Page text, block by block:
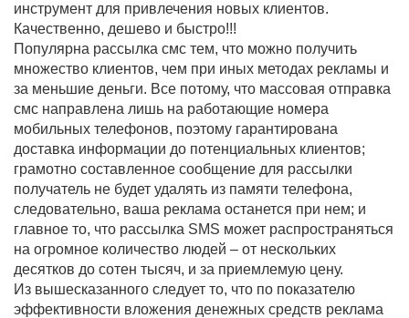
инструмент для привлечения новых клиентов.
Качественно, дешево и быстро!!!
Популярна рассылка смс тем, что можно получить
множество клиентов, чем при иных методах рекламы и
за меньшие деньги. Все потому, что массовая отправка
смс направлена лишь на работающие номера
мобильных телефонов, поэтому гарантирована
доставка информации до потенциальных клиентов;
грамотно составленное сообщение для рассылки
получатель не будет удалять из памяти телефона,
следовательно, ваша реклама останется при нем; и
главное то, что рассылка SMS может распространяться
на огромное количество людей – от нескольких
десятков до сотен тысяч, и за приемлемую цену.
Из вышесказанного следует то, что по показателю
эффективности вложения денежных средств реклама